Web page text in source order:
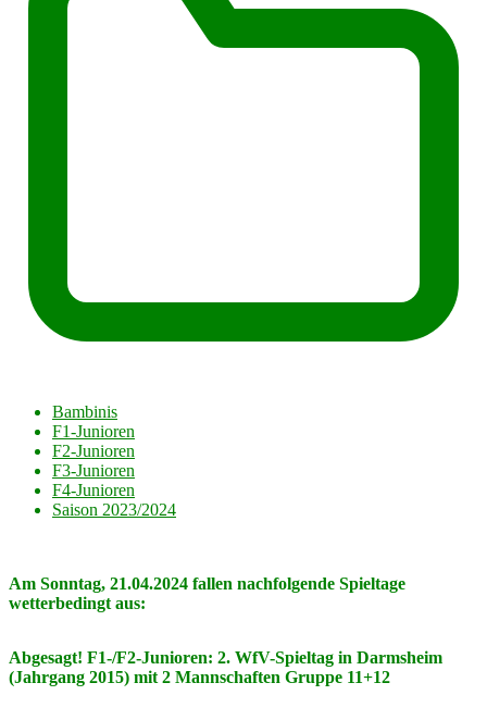
Bambinis
F1-Junioren
F2-Junioren
F3-Junioren
F4-Junioren
Saison 2023/2024
Am Sonntag, 21.04.2024 fallen nachfolgende Spieltage
wetterbedingt aus:
Abgesagt! F1-/F2-Junioren: 2. WfV-Spieltag in Darmsheim
(Jahrgang 2015) mit 2 Mannschaften Gruppe 11+12